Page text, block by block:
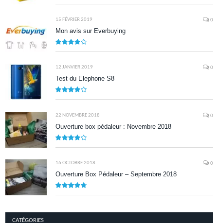
15 FÉVRIER 2019 0
Mon avis sur Everbuying
12 JANVIER 2019 0
Test du Elephone S8
22 NOVEMBRE 2018 0
Ouverture box pédaleur : Novembre 2018
16 OCTOBRE 2018 0
Ouverture Box Pédaleur – Septembre 2018
CATÉGORIES